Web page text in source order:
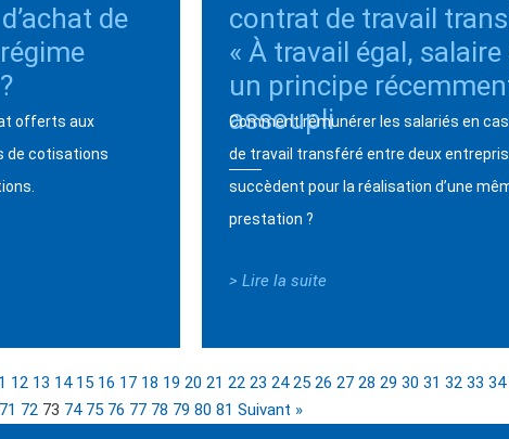
de
offerts aux
de cotisations
contrat de travail
« À travail égal, salaire
un principe
assoupli
Comment rémunérer les salariés en
de travail transféré entre deux
succèdent pour la réalisation d’une
prestation ?
> Lire la suite
12 13 14 15 16 17 18 19 20 21 22 23 24 25 26 27 28 29 30 31 32 33 34
71 72 73 74 75 76 77 78 79 80 81 Suivant »